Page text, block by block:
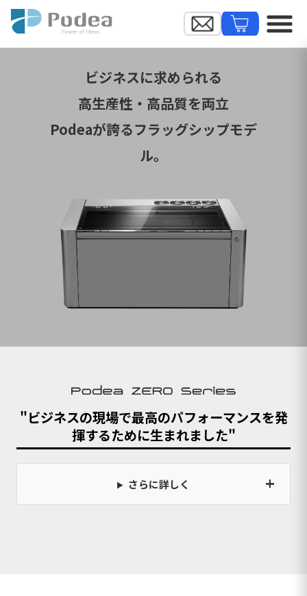
ビジネスに求められる
高生産性・高品質を両立
Podeaが誇るフラッグシップモデ
ル。
"ビジネスの現場で最高のパフォーマンスを発
揮するために生まれました"
さらに詳しく